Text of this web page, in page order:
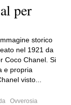
per
storico
nel 1921 da
Coco Chanel. Si
e propria
visto...
Ovverosia